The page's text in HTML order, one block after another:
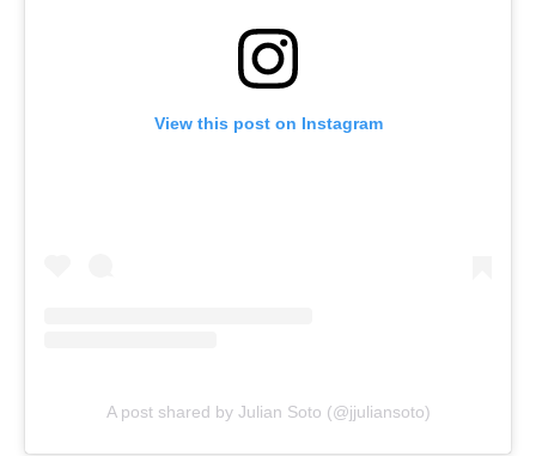
View this post on Instagram
A post shared by Julian Soto (@jjuliansoto)